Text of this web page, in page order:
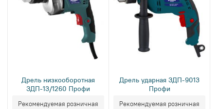
Дрель низкооборотная
ЗДП-13/1260 Профи
Рекомендуемая розничная
Дрель ударная ЗДП-9013
Профи
Рекомендуемая розничная